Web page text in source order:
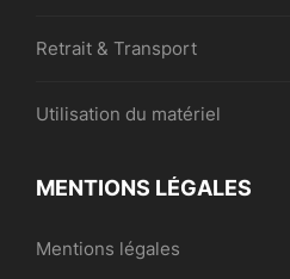
Retrait & Transport
Utilisation du matériel
MENTIONS LÉGALES
Mentions légales